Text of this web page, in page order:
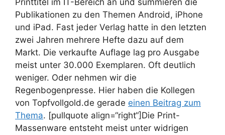
Printtitel im IT-Bereich an und summieren die
Publikationen zu den Themen Android, iPhone
und iPad. Fast jeder Verlag hatte in den letzten
zwei Jahren mehrere Hefte dazu auf dem
Markt. Die verkaufte Auflage lag pro Ausgabe
meist unter 30.000 Exemplaren. Oft deutlich
weniger. Oder nehmen wir die
Regenbogenpresse. Hier haben die Kollegen
von Topfvollgold.de gerade einen Beitrag zum
Thema. [pullquote align=“right“]Die Print-
Massenware entsteht meist unter widrigen